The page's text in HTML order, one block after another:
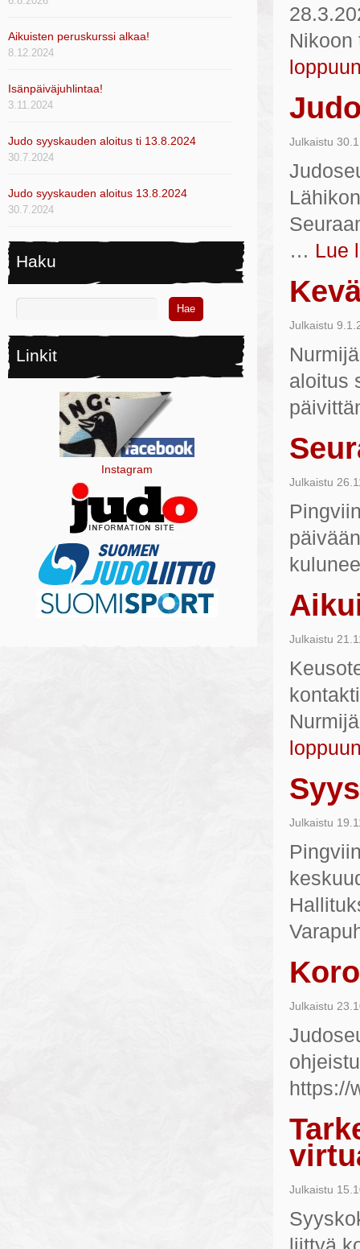
Aikuisten peruskurssi alkaa!
8.12.2024
Isänpäiväjuhlintaa!
3.11.2024
Judo syyskauden aloitus ti 13.8.2024
30.7.2024
Judo syyskauden aloitus 13.8.2024
30.7.2024
Haku
Linkit
Instagram
Julkaistu
… Lue
Julkaistu
aloitus
Julkaistu
Julkaistu
Julkaistu
Julkaistu
https://
Julkaistu